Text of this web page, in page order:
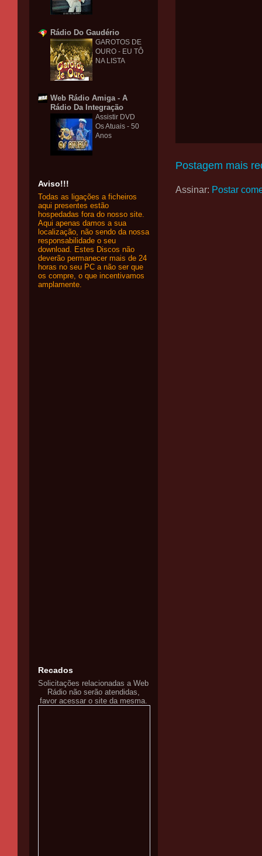
Postagem mais
Assinar: Postar
Rádio Do Gaudério
GAROTOS DE
OURO - EU TÔ
NA LISTA
Web Rádio Amiga - A
Rádio Da Integração
Assistir DVD
Os Atuais - 50
Anos
Aviso!!!
Todas as ligações a ficheiros
aqui presentes estão
hospedadas fora do nosso site.
Aqui apenas damos a sua
localização, não sendo da nossa
responsabilidade o seu
download. Estes Discos não
deverão permanecer mais de 24
horas no seu PC a não ser que
os compre, o que incentivamos
amplamente.
Recados
Solicitações relacionadas a Web
Rádio não serão atendidas,
favor acessar o site da mesma.